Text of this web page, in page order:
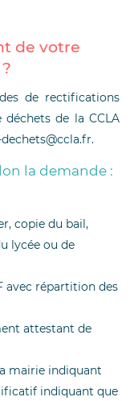
de votre
de rectifications
de la CCLA
la demande :
copie du bail,
lycée ou de
avec répartition des
attestant de
mairie indiquant
indiquant que